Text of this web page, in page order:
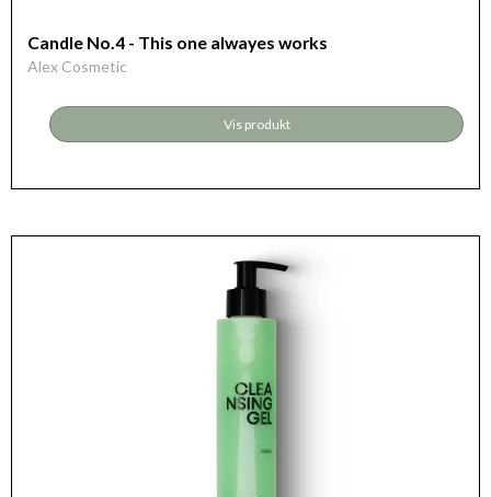
Candle No.4 - This one alwayes works
Alex Cosmetic
Vis produkt